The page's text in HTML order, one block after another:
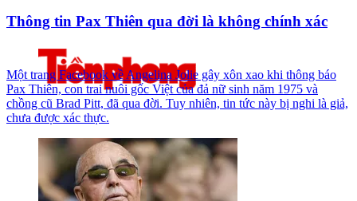
Thông tin Pax Thiên qua đời là không chính xác
Một trang Facebook về Angelina Jolie gây xôn xao khi thông báo
Pax Thiên, con trai nuôi gốc Việt của đả nữ sinh năm 1975 và
chồng cũ Brad Pitt, đã qua đời. Tuy nhiên, tin tức này bị nghi là giả,
chưa được xác thực.